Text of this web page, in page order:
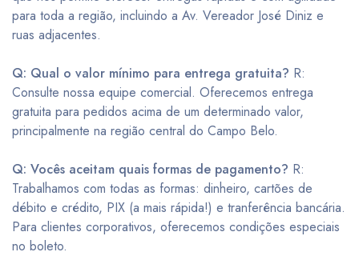
para toda a região, incluindo a Av. Vereador José Diniz e
ruas adjacentes.
Q: Qual o valor mínimo para entrega gratuita? R:
Consulte nossa equipe comercial. Oferecemos entrega
gratuita para pedidos acima de um determinado valor,
principalmente na região central do Campo Belo.
Q: Vocês aceitam quais formas de pagamento? R:
Trabalhamos com todas as formas: dinheiro, cartões de
débito e crédito, PIX (a mais rápida!) e tranferência bancária.
Para clientes corporativos, oferecemos condições especiais
no boleto.